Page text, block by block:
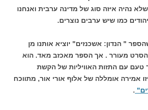
נהיה איזה סוג של מדינה ערבית ואנחנו
כמו שיש ערבים נוצרים.
" הנדון: אשכנזים" יוציא אותנו מן
מעורר . אך הספר מאכזב מאד. הוא
טעם עם התזות האוויליות של הקשת
אמירה אומללה של אלוף אורי אור, מתווכח
.